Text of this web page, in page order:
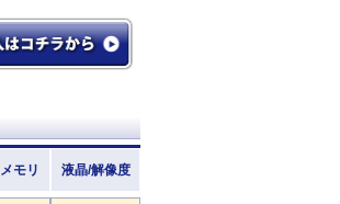
メモリ 液晶/解像度